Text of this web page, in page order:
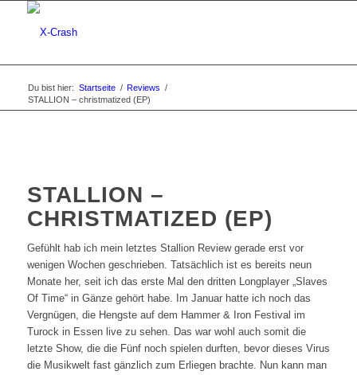
Du bist hier: Startseite / Reviews /
STALLION – christmatized (EP)
STALLION –
CHRISTMATIZED (EP)
Gefühlt hab ich mein letztes Stallion Review gerade erst vor
wenigen Wochen geschrieben. Tatsächlich ist es bereits neun
Monate her, seit ich das erste Mal den dritten Longplayer „Slaves
Of Time“ in Gänze gehört habe. Im Januar hatte ich noch das
Vergnügen, die Hengste auf dem Hammer & Iron Festival im
Turock in Essen live zu sehen. Das war wohl auch somit die
letzte Show, die die Fünf noch spielen durften, bevor dieses Virus
die Musikwelt fast gänzlich zum Erliegen brachte. Nun kann man